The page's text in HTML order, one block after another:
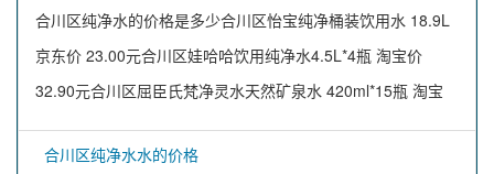
合川区纯净水的价格是多少合川区怡宝纯净桶装饮用水 18.9L
京东价 23.00元合川区娃哈哈饮用纯净水4.5L*4瓶 淘宝价
32.90元合川区屈臣氏梵净灵水天然矿泉水 420ml*15瓶 淘宝
合川区纯净水水的价格